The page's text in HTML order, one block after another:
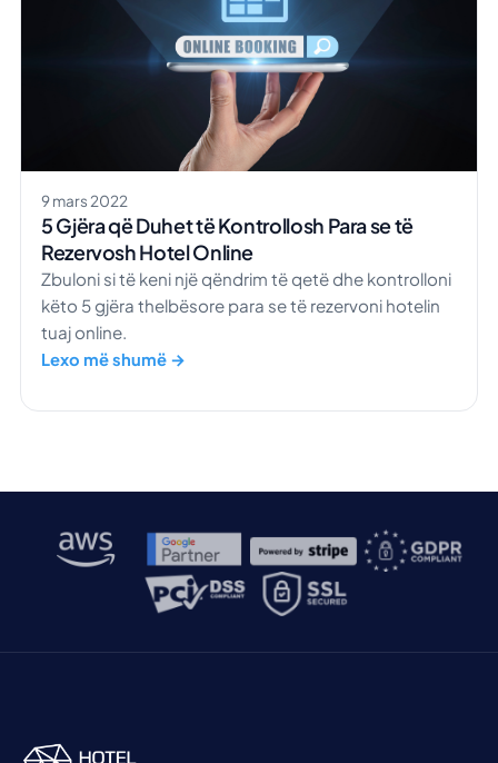
9 mars 2022
5 Gjëra që Duhet të Kontrollosh Para se të
Rezervosh Hotel Online
Zbuloni si të keni një qëndrim të qetë dhe kontrolloni
këto 5 gjëra thelbësore para se të rezervoni hotelin
tuaj online.
Lexo më shumë →